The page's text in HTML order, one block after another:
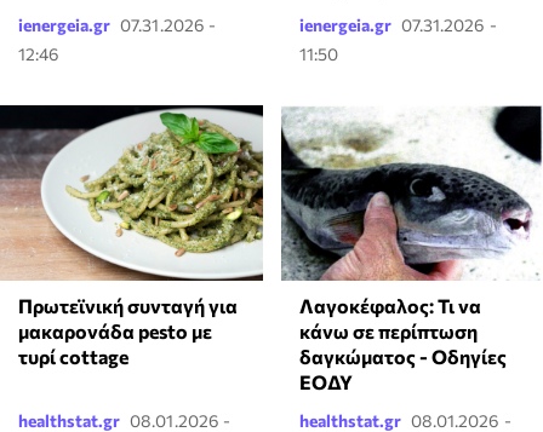
ienergeia.gr 07.31.2026 -
12:46
ienergeia.gr 07.31.2026 -
11:50
Πρωτεϊνική συνταγή για
μακαρονάδα pesto με
τυρί cottage
healthstat.gr 08.01.2026 -
Λαγοκέφαλος: Τι να
κάνω σε περίπτωση
δαγκώματος - Οδηγίες
ΕΟΔΥ
healthstat.gr 08.01.2026 -